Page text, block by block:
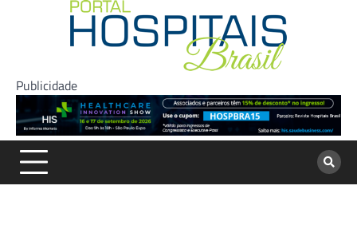
Publicidade